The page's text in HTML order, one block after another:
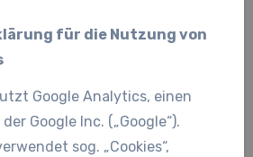
für die Nutzung von
Google Analytics, einen
Google Inc. („Google“).
sog. „Cookies“,